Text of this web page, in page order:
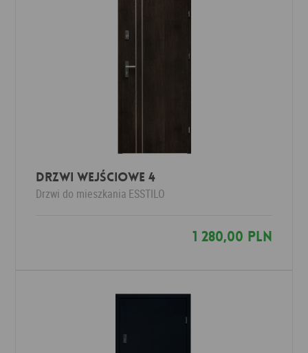
Drzwi wejściowe 4
Drzwi do mieszkania ESSTILO
1 280,00 PLN